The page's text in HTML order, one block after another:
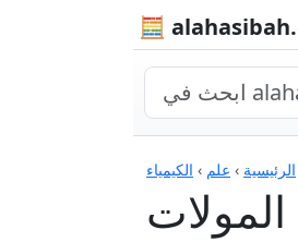
🧮
الرئيسية › علم › الكيمياء
الحاسبة